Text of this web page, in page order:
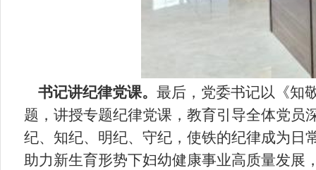
书记讲纪律党课。 最后，党委书记以《知
题，讲授专题纪律党课，教育引导全体党员
纪、知纪、明纪、守纪，使铁的纪律成为日
助力新生育形势下妇幼健康事业高质量发展